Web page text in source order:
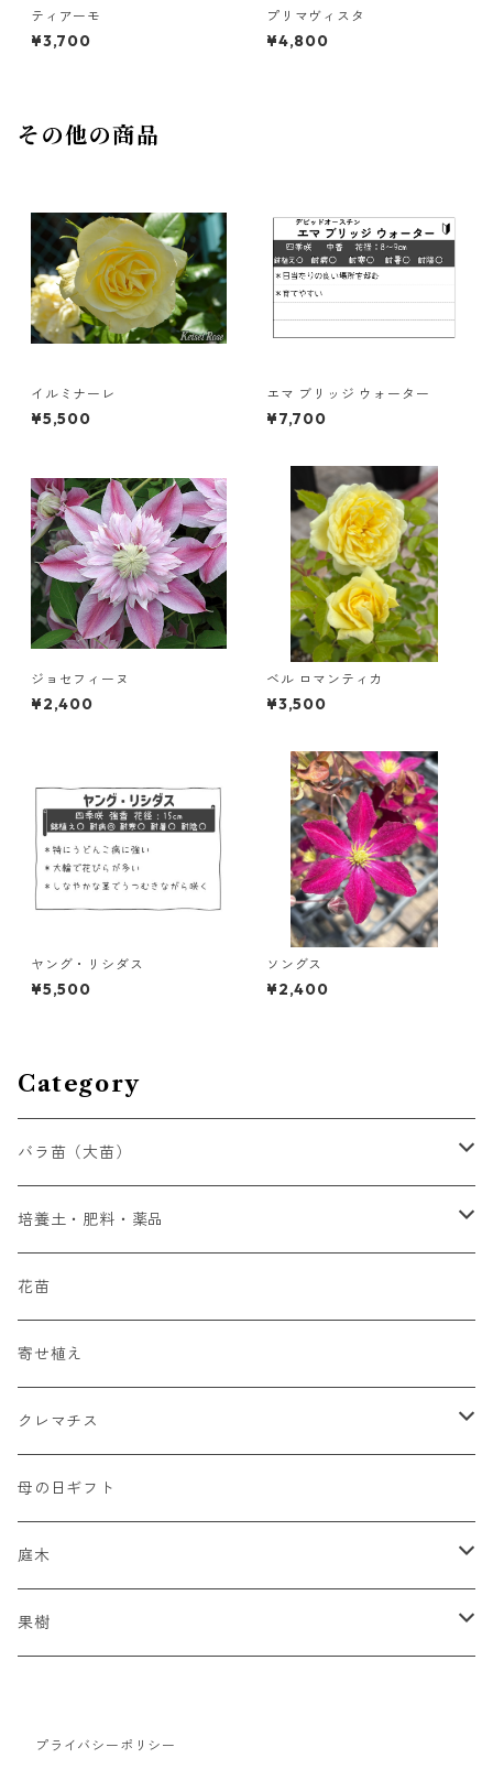
ティアーモ
¥3,700
プリマヴィスタ
¥4,800
その他の商品
イルミナーレ
¥5,500
エマ ブリッジ ウォーター
¥7,700
ジョセフィーヌ
¥2,400
ベル ロマンティカ
¥3,500
ヤング・リシダス
¥5,500
ソングス
¥2,400
Category
バラ苗（大苗）
初心者向け
四季咲大輪系（HT）
四季咲中輪系（FL)
つるバラ系（CL）
シュラブローズ系（SH）
強香種
赤色系
黄色系
培養土・肥料・薬品
液体肥料
錠剤肥料
培養土
薬品
花苗
寄せ植え
クレマチス
初心者向け
ジャックマニー系
インテグリフォリア系
ビチセラ系
母の日ギフト
庭木
スモークツリー
果樹
ビッグダロー
プライバシーポリシー